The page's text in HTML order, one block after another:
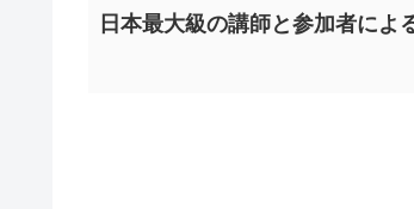
日本最大級の講師と参加者によ